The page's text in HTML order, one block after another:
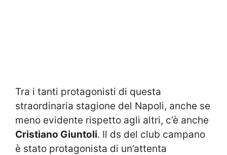
Tra i tanti protagonisti di questa
straordinaria stagione del Napoli, anche se
meno evidente rispetto agli altri, c’è anche
Cristiano Giuntoli. Il ds del club campano
è stato protagonista di un’attenta